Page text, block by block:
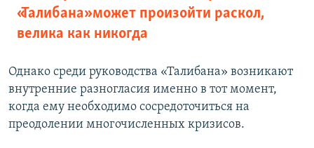
«Талибана» может произойти раскол,
велика как никогда
Однако среди руководства «Талибана» возникают
внутренние разногласия именно в тот момент,
когда ему необходимо сосредоточиться на
преодолении многочисленных кризисов.